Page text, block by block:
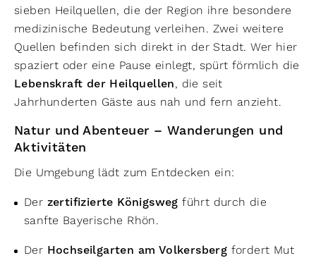
sieben Heilquellen, die der Region ihre besondere
medizinische Bedeutung verleihen. Zwei weitere
Quellen befinden sich direkt in der Stadt. Wer hier
spaziert oder eine Pause einlegt, spürt förmlich die
Lebenskraft der Heilquellen, die seit
Jahrhunderten Gäste aus nah und fern anzieht.
Natur und Abenteuer – Wanderungen und
Aktivitäten
Die Umgebung lädt zum Entdecken ein:
Der zertifizierte Königsweg führt durch die
sanfte Bayerische Rhön.
Der Hochseilgarten am Volkersberg fordert Mut